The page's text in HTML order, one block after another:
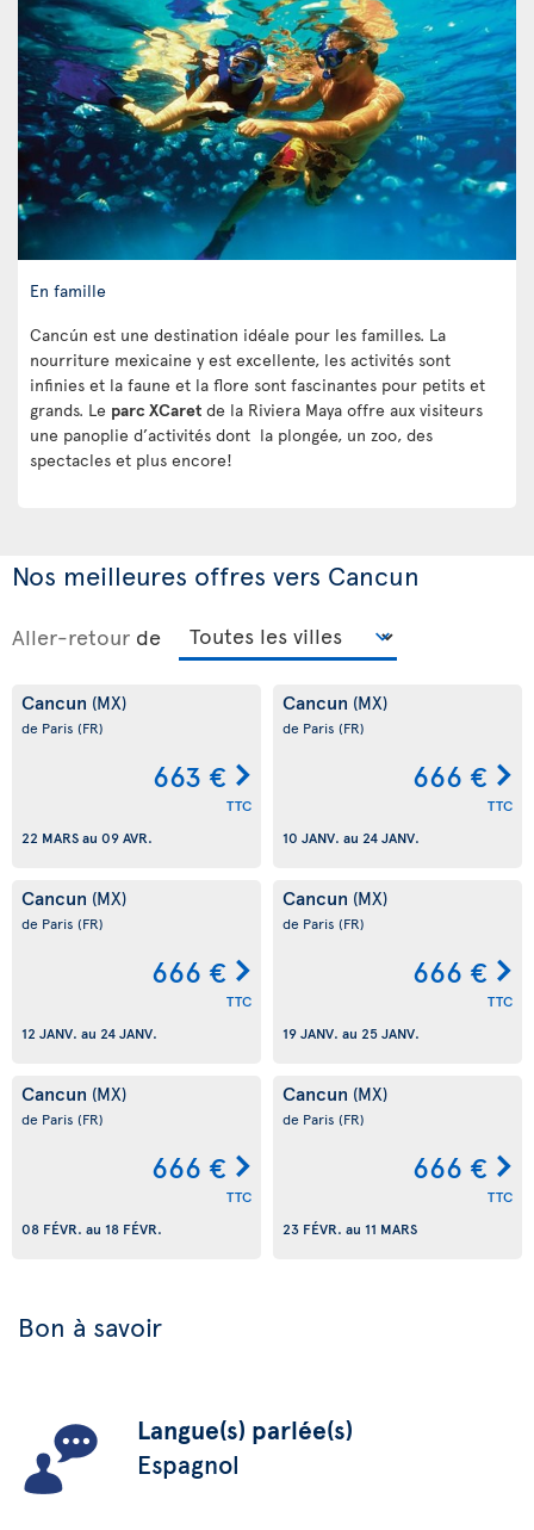
En famille
Cancún est une destination idéale pour les familles. La
nourriture mexicaine y est excellente, les activités sont
infinies et la faune et la flore sont fascinantes pour petits et
grands. Le parc XCaret de la Riviera Maya offre aux visiteurs
une panoplie d’activités dont la plongée, un zoo, des
spectacles et plus encore!
Nos meilleures offres vers Cancun
Aller-retour de
Cancun (MX)
de Paris (FR)
663 €
TTC
22 MARSau 09 AVR.
Cancun (MX)
de Paris (FR)
666 €
TTC
10 JANV. au 24 JANV.
Cancun (MX)
de Paris (FR)
666 €
TTC
12 JANV. au 24 JANV.
Cancun (MX)
de Paris (FR)
666 €
TTC
19 JANV. au 25 JANV.
Cancun (MX)
de Paris (FR)
666 €
TTC
08 FÉVR. au 18 FÉVR.
Cancun (MX)
de Paris (FR)
666 €
TTC
23 FÉVR. au 11 MARS
Bon à savoir
Langue(s) parlée(s)
Espagnol